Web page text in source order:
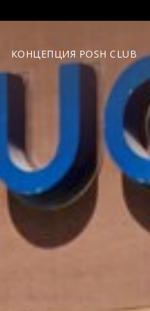
КОНЦЕПЦИЯ POSH CLUB